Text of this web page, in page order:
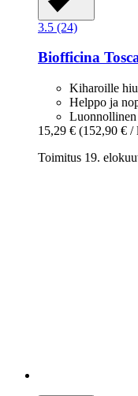
3.5 (24)
Biofficina
Kiharoille
Helppo ja
Luonnollinen
15,29 € (152,90 € /
Toimitus 19.